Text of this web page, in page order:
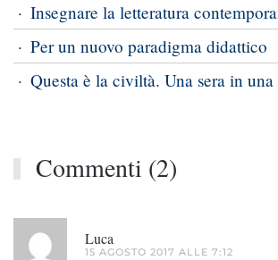
Insegnare la letteratura
Per un nuovo paradigma didattico
Questa è la civiltà. Una sera in una
Commenti (2)
Luca
15 AGOSTO 2017 ALLE 7:12